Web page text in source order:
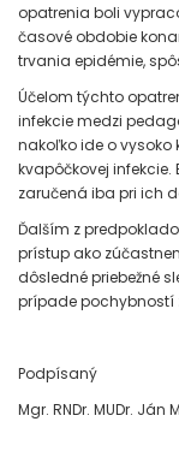
opatrenia boli
časové obdobie
trvania epidémie,
Účelom týchto
infekcie medzi
nakoľko ide o vysoko
kvapôčkovej
zaručená iba pri ich
Ďalším z
prístup ako
dôsledné priebežné
prípade pochybností
Podpísaný
Mgr. RNDr. MUDr.